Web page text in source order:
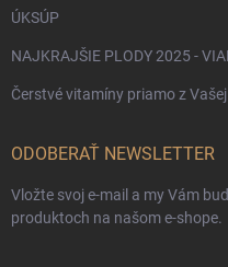
ÚKSÚP
NAJKRAJŠIE PLODY 2025 -
Čerstvé vitamíny priamo z
ODOBERAŤ NEWSLETTER
Vložte svoj e-mail a my Vám
produktoch na našom e-shope.